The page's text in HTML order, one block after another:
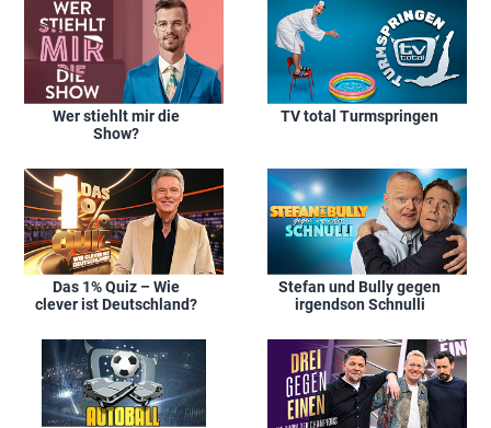
Wer stiehlt mir die
Show?
TV total Turmspringen
Das 1% Quiz – Wie
clever ist Deutschland?
Stefan und Bully gegen
irgendson Schnulli